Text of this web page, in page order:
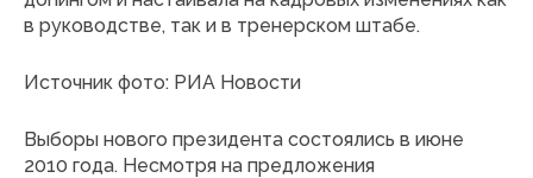
в руководстве, так и в тренерском штабе.
Источник фото: РИА Новости
Выборы нового президента состоялись в июне
2010 года. Несмотря на предложения